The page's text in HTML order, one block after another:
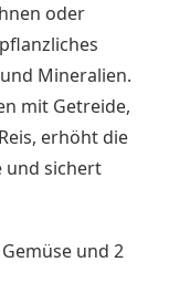
oder
Mineralien.
mit Getreide,
erhöht die
und sichert
und 2